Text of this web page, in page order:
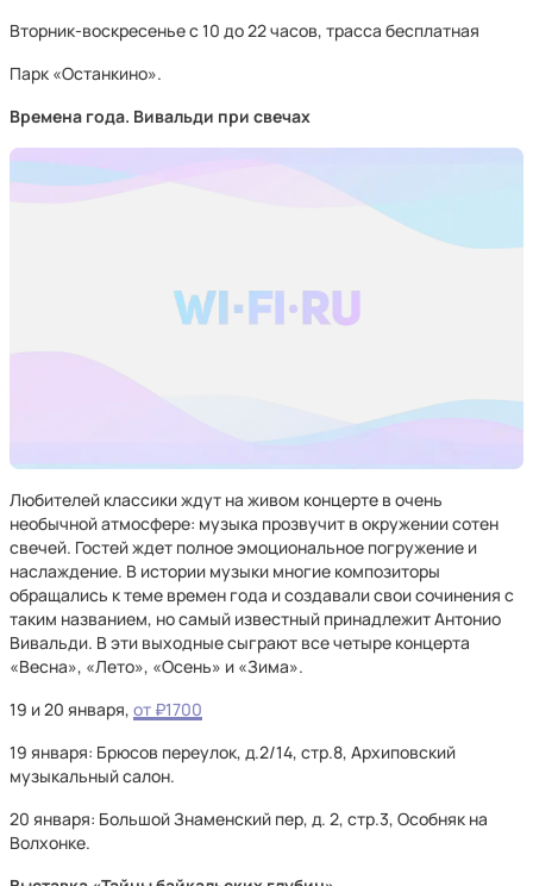
Вторник-воскресенье с 10 до 22 часов, трасса бесплатная
Парк «Останкино».
Времена года. Вивальди при свечах
Любителей классики ждут на живом концерте в очень
необычной атмосфере: музыка прозвучит в окружении сотен
свечей. Гостей ждет полное эмоциональное погружение и
наслаждение. В истории музыки многие композиторы
обращались к теме времен года и создавали свои сочинения с
таким названием, но самый известный принадлежит Антонио
Вивальди. В эти выходные сыграют все четыре концерта
«Весна», «Лето», «Осень» и «Зима».
19 и 20 января, от ₽1700
19 января: Брюсов переулок, д.2/14, стр.8, Архиповский
музыкальный салон.
20 января: Большой Знаменский пер, д. 2, стр.3, Особняк на
Волхонке.